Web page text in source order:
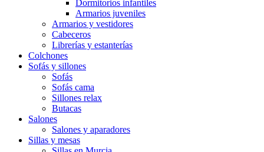
Dormitorios infantiles
Armarios juveniles
Armarios y vestidores
Cabeceros
Librerías y estanterías
Colchones
Sofás y sillones
Sofás
Sofás cama
Sillones relax
Butacas
Salones
Salones y aparadores
Sillas y mesas